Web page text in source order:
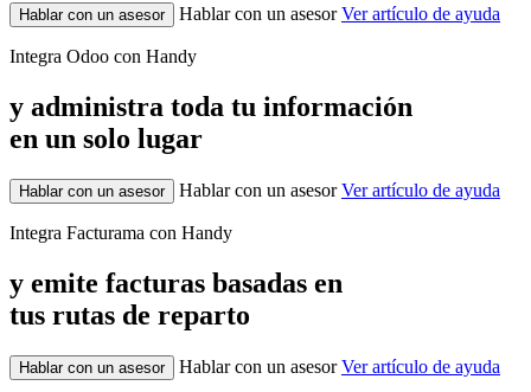
Hablar con un asesor Hablar con un asesorVer artículo de ayuda
Integra Odoo con Handy
y administra toda tu información
en un solo lugar
Hablar con un asesor Hablar con un asesorVer artículo de ayuda
Integra Facturama con Handy
y emite facturas basadas en
tus rutas de reparto
Hablar con un asesor Hablar con un asesorVer artículo de ayuda